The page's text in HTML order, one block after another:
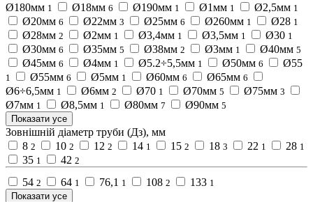
Ø180мм 1 Ø18мм 6 Ø190мм 1 Ø1мм 1 Ø2,5мм 1
Ø20мм 6 Ø22мм 3 Ø25мм 6 Ø260мм 1 Ø28 1
Ø28мм 2 Ø2мм 1 Ø3,4мм 1 Ø3,5мм 1 Ø30 1
Ø30мм 6 Ø35мм 5 Ø38мм 2 Ø3мм 1 Ø40мм 5
Ø45мм 6 Ø4мм 1 Ø5.2÷5,5мм 1 Ø50мм 6 Ø55
1 Ø55мм 6 Ø5мм 1 Ø60мм 6 Ø65мм 6
Ø6÷6,5мм 1 Ø6мм 2 Ø70 1 Ø70мм 5 Ø75мм 3
Ø7мм 1 Ø8,5мм 1 Ø80мм 7 Ø90мм 5
Показати усе
Зовнішній діаметр труби (Дз), мм
8 2 10 2 12 2 14 1 15 2 18 3 22 1 28 1
35 1 42 2
54 2 64 1 76,1 1 108 2 133 1
Показати усе